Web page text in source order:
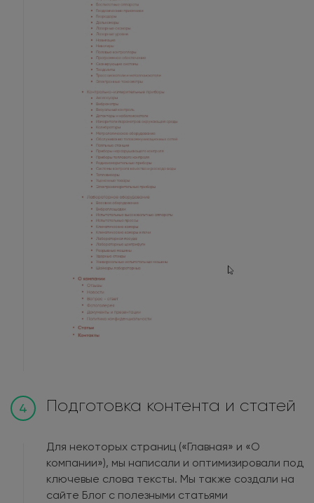
4 Подготовка контента и статей
Для некоторых страниц («Главная» и «О
компании»), мы написали и оптимизировали под
ключевые слова тексты. Мы также создали на
сайте Блог с полезными статьями